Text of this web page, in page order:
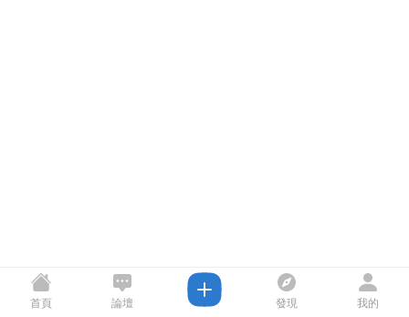
首頁 論壇 發現 我的